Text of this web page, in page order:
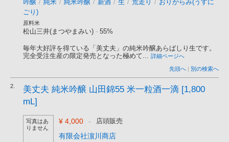
吟醸 / 純米 / 純米吟醸 / 新酒 / 生 / 荒走り / おりがらみ(うすに
ごり)
原料米
松山三井(まつやまみい) - 55%
毎年大好評を得ている「美丈夫」の純米吟醸あらばしり生です。
完全受注生産の限定発売となった極めて... 詳細ページへ
先頭へ | 別の検索へ
2.
美丈夫 純米吟醸 山田錦55 米一粒酒一滴 [1,800
mL]
写真はあ
りません
¥ 4,000 - 店頭販売
有限会社濵川商店